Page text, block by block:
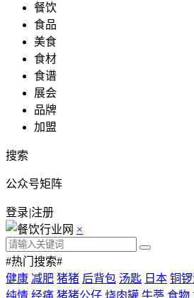
餐饮
食品
美食
食材
食谱
展会
品牌
加盟
搜索
公众号矩阵
登录|注册
×
#热门搜索#
健康 减肥 猪猪 后背包 汤匙 日本 铜
纯情 经痛 猪猪公仔 烧肉罐 牛蒡 食物